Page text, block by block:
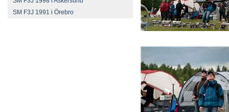
SM F3J 1991 i Örebro